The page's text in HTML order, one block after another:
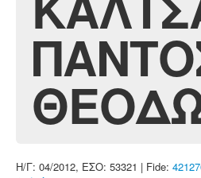
chesstu.be @ discord
Login
Η/Γ: 04/2012, ΕΣΟ: 53321 | Fide: